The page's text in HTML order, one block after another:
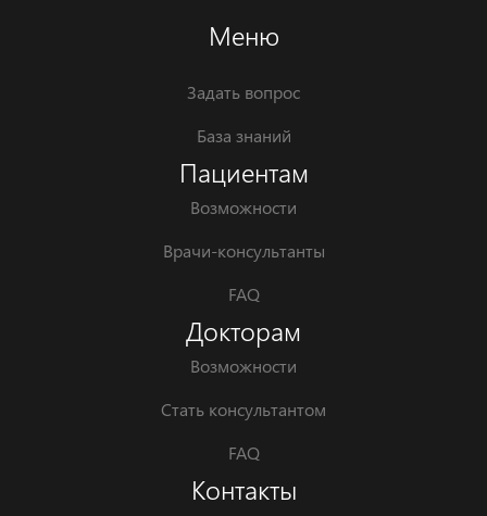
Меню
Задать вопрос
База знаний
Пациентам
Возможности
Врачи-консультанты
FAQ
Докторам
Возможности
Стать консультантом
FAQ
Контакты